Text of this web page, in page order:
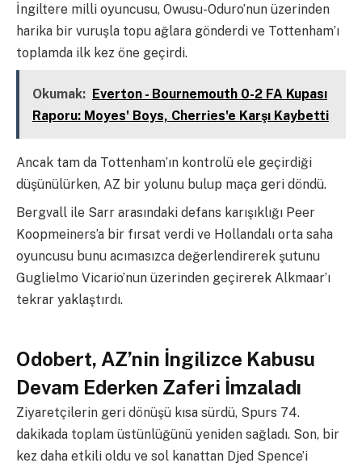
İngiltere milli oyuncusu, Owusu-Oduro’nun üzerinden
harika bir vuruşla topu ağlara gönderdi ve Tottenham’ı
toplamda ilk kez öne geçirdi.
Okumak: Everton - Bournemouth 0-2 FA Kupası
Raporu: Moyes' Boys, Cherries'e Karşı Kaybetti
Ancak tam da Tottenham’ın kontrolü ele geçirdiği
düşünülürken, AZ bir yolunu bulup maça geri döndü.
Bergvall ile Sarr arasındaki defans karışıklığı Peer
Koopmeiners’a bir fırsat verdi ve Hollandalı orta saha
oyuncusu bunu acımasızca değerlendirerek şutunu
Guglielmo Vicario’nun üzerinden geçirerek Alkmaar’ı
tekrar yaklaştırdı.
Odobert, AZ’nin İngilizce Kabusu
Devam Ederken Zaferi İmzaladı
Ziyaretçilerin geri dönüşü kısa sürdü, Spurs 74.
dakikada toplam üstünlüğünü yeniden sağladı. Son, bir
kez daha etkili oldu ve sol kanattan Djed Spence’i